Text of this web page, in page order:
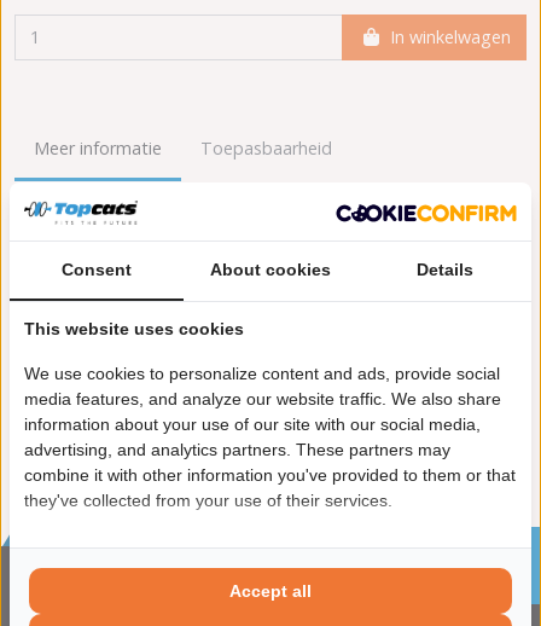
In winkelwagen
Meer informatie Toepasbaarheid
Origineel nummers
Garantie:2 jaar garantie
Materiaal:Keramiek
Enkel in combinatie met:FK91350
Product in orde:
Controleteken:E9-103R
Sinds 2002 de specialist in katalysatoren en
roetfilters
CONTACTGEGVENS
Consent About cookies Details
This website uses cookies
We use cookies to personalize content and ads, provide social
media features, and analyze our website traffic. We also share
information about your use of our site with our social media,
advertising, and analytics partners. These partners may
combine it with other information you've provided to them or that
they've collected from your use of their services.
Accept all